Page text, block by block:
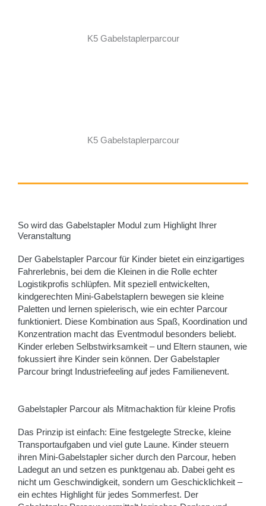
K5 Gabelstaplerparcour
K5 Gabelstaplerparcour
So wird das Gabelstapler Modul zum Highlight Ihrer
Veranstaltung
Der Gabelstapler Parcour für Kinder bietet ein einzigartiges
Fahrerlebnis, bei dem die Kleinen in die Rolle echter
Logistikprofis schlüpfen. Mit speziell entwickelten,
kindgerechten Mini-Gabelstaplern bewegen sie kleine
Paletten und lernen spielerisch, wie ein echter Parcour
funktioniert. Diese Kombination aus Spaß, Koordination und
Konzentration macht das Eventmodul besonders beliebt.
Kinder erleben Selbstwirksamkeit – und Eltern staunen, wie
fokussiert ihre Kinder sein können. Der Gabelstapler
Parcour bringt Industriefeeling auf jedes Familienevent.
Gabelstapler Parcour als Mitmachaktion für kleine Profis
Das Prinzip ist einfach: Eine festgelegte Strecke, kleine
Transportaufgaben und viel gute Laune. Kinder steuern
ihren Mini-Gabelstapler sicher durch den Parcour, heben
Ladegut an und setzen es punktgenau ab. Dabei geht es
nicht um Geschwindigkeit, sondern um Geschicklichkeit –
ein echtes Highlight für jedes Sommerfest. Der